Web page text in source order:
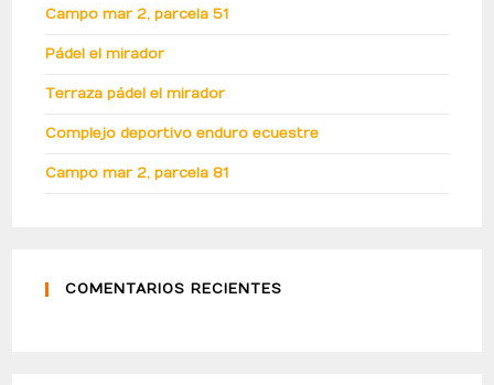
Campo mar 2, parcela 51
Pádel el mirador
Terraza pádel el mirador
Complejo deportivo enduro ecuestre
Campo mar 2, parcela 81
COMENTARIOS RECIENTES